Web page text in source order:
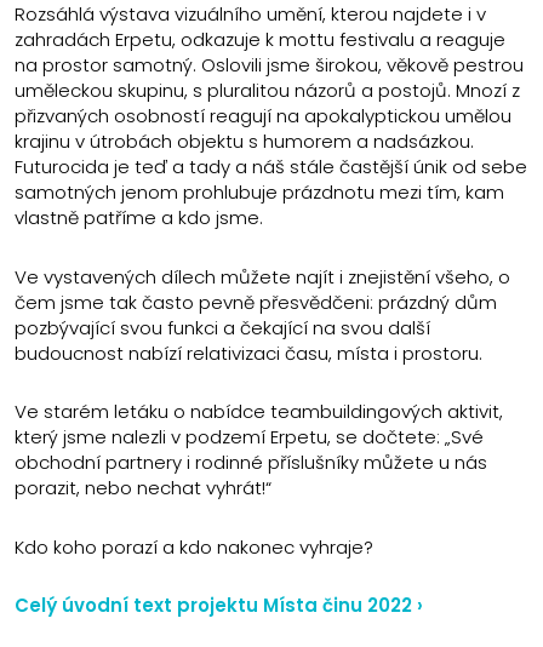
Rozsáhlá výstava vizuálního umění, kterou najdete i v
zahradách Erpetu, odkazuje k mottu festivalu a reaguje
na prostor samotný. Oslovili jsme širokou, věkově pestrou
uměleckou skupinu, s pluralitou názorů a postojů. Mnozí z
přizvaných osobností reagují na apokalyptickou umělou
krajinu v útrobách objektu s humorem a nadsázkou.
Futurocida je teď a tady a náš stále častější únik od sebe
samotných jenom prohlubuje prázdnotu mezi tím, kam
vlastně patříme a kdo jsme.
Ve vystavených dílech můžete najít i znejistění všeho, o
čem jsme tak často pevně přesvědčeni: prázdný dům
pozbývající svou funkci a čekající na svou další
budoucnost nabízí relativizaci času, místa i prostoru.
Ve starém letáku o nabídce teambuildingových aktivit,
který jsme nalezli v podzemí Erpetu, se dočtete: „Své
obchodní partnery i rodinné příslušníky můžete u nás
porazit, nebo nechat vyhrát!“
Kdo koho porazí a kdo nakonec vyhraje?
Celý úvodní text projektu Místa činu 2022 ›